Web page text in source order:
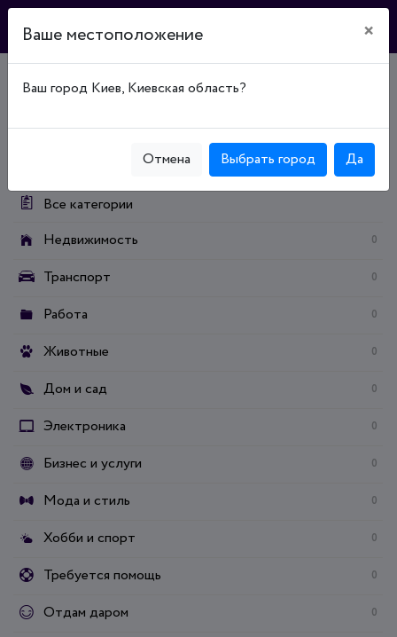
Главная Доска объявлений
Все категории
Недвижимость
0
Транспорт 0
Работа 0
Животные 0
Дом и сад 0
Электроника 0
Бизнес и услуги 0
Мода и стиль 0
Хобби и спорт 0
Требуется помощь 0
Отдам даром 0
Ваше местоположение ×
Ваш город Киев, Киевская область?
Отмена Выбрать город Да